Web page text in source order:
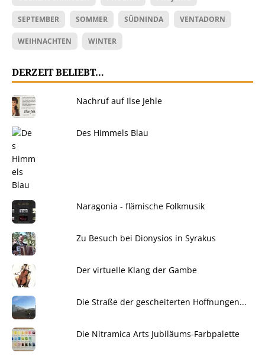
SEPTEMBER SOMMER SÜDNINDA VENTADORN
WEIHNACHTEN WINTER
DERZEIT BELIEBT…
Nachruf auf Ilse Jehle
Des Himmels Blau
Naragonia - flämische Folkmusik
Zu Besuch bei Dionysios in Syrakus
Der virtuelle Klang der Gambe
Die Straße der gescheiterten Hoffnungen...
Die Nitramica Arts Jubiläums-Farbpalette